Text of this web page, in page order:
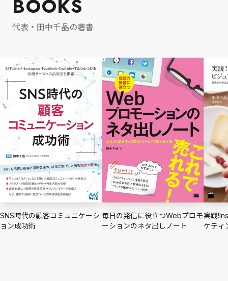
BOOKS
代表・田中千晶の著書
SNS時代の顧客コミュニケーシ
ョン成功術
毎日の発信に役立つWebプロモ
ーションのネタ出しノート
実践
ケティ